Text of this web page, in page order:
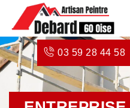
03 59 28 44 58